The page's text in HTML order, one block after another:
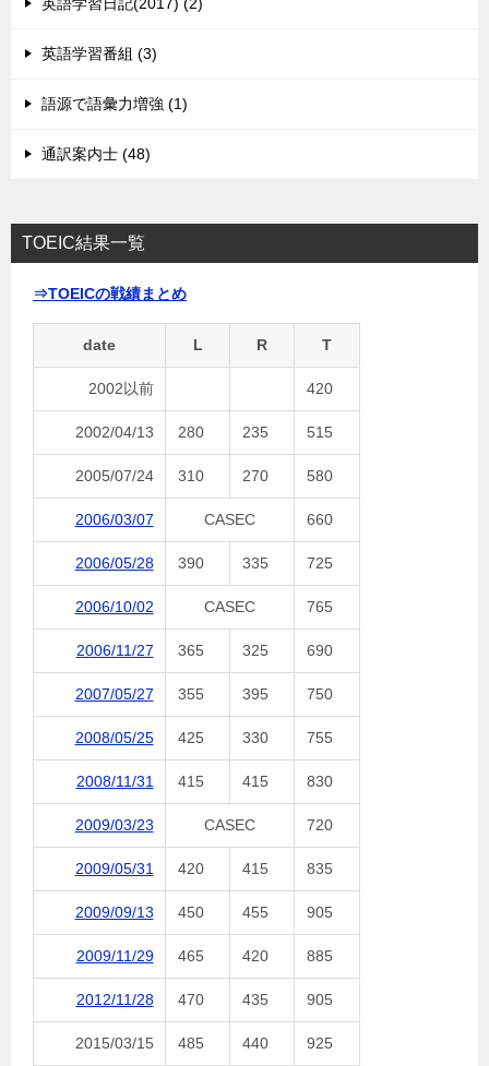
英語学習日記(2017) (2)
英語学習番組 (3)
語源で語彙力増強 (1)
通訳案内士 (48)
TOEIC結果一覧
⇒TOEICの戦績まとめ
date L R T
2002以前 420
2002/04/13 280 235 515
2005/07/24 310 270 580
2006/03/07 CASEC 660
2006/05/28 390 335 725
2006/10/02 CASEC 765
2006/11/27 365 325 690
2007/05/27 355 395 750
2008/05/25 425 330 755
2008/11/31 415 415 830
2009/03/23 CASEC 720
2009/05/31 420 415 835
2009/09/13 450 455 905
2009/11/29 465 420 885
2012/11/28 470 435 905
2015/03/15 485 440 925